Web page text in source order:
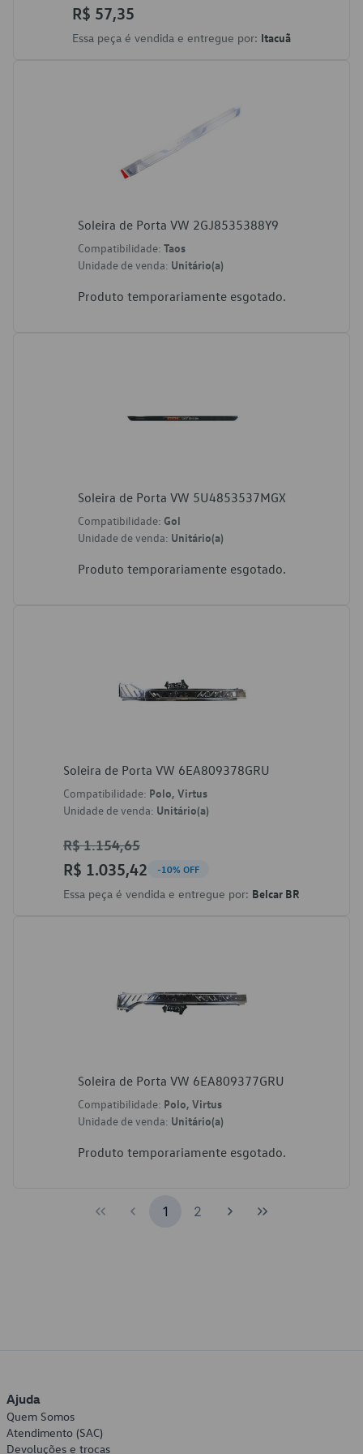
R$ 57,35
Essa peça é vendida e entregue por: Itacuã
Soleira de Porta VW 2GJ8535388Y9
Compatibilidade: Taos
Unidade de venda: Unitário(a)
Produto temporariamente esgotado.
Soleira de Porta VW 5U4853537MGX
Compatibilidade: Gol
Unidade de venda: Unitário(a)
Produto temporariamente esgotado.
Soleira de Porta VW 6EA809378GRU
Compatibilidade: Polo, Virtus
Unidade de venda: Unitário(a)
R$ 1.154,65
R$ 1.035,42 -10% OFF
Essa peça é vendida e entregue por: Belcar BR
Soleira de Porta VW 6EA809377GRU
Compatibilidade: Polo, Virtus
Unidade de venda: Unitário(a)
Produto temporariamente esgotado.
1 2
Ajuda
Quem Somos
Atendimento (SAC)
Devoluções e trocas